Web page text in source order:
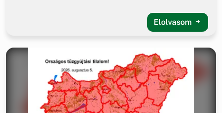
Elolvasom